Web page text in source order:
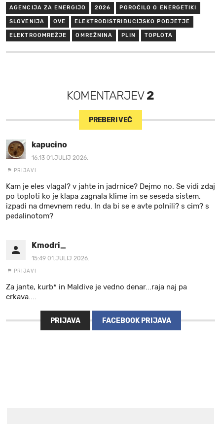
AGENCIJA ZA ENERGIJO 2026 POROČILO O ENERGETIKI
SLOVENIJA OVE ELEKTRODISTRIBUCIJSKO PODJETJE
ELEKTROOMREŽJE OMREŽNINA PLIN TOPLOTA
KOMENTARJEV2
PREBERI VEČ
kapucino
16:13 01.JULIJ 2026.
PRIJAVI
Kam je eles vlagal? v jahte in jadrnice? Dejmo no. Se vidi zdaj
po toploti ko je klapa zagnala klime im se seseda sistem.
izpadi na dmevnem redu. In da bi se e avte polnili? s cim? s
pedalinotom?
Kmodri_
15:49 01.JULIJ 2026.
PRIJAVI
Za jante, kurb* in Maldive je vedno denar...raja naj pa
crkava....
PRIJAVA FACEBOOK PRIJAVA